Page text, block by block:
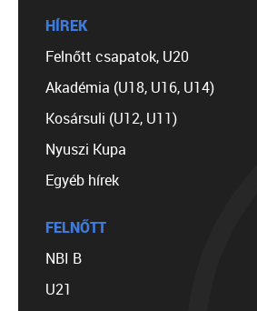
HÍREK
Felnőtt csapatok, U20
Akadémia (U18, U16, U14)
Kosársuli (U12, U11)
Nyuszi Kupa
Egyéb hírek
FELNŐTT
NBI B
U21